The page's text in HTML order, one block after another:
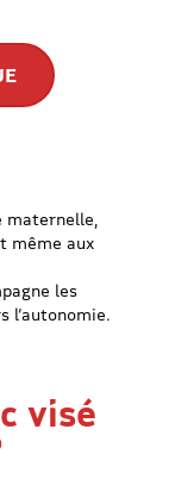
maternelle,
même aux
les
l’autonomie.
visé